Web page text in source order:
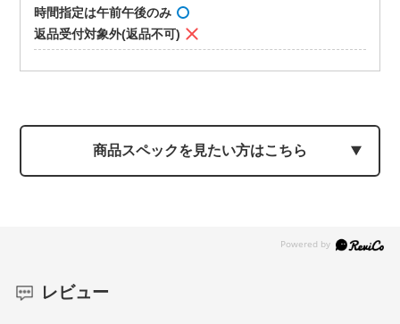
時間指定は午前午後のみ
返品受付対象外(返品不可)
商品スペックを見たい方はこちら
レビュー